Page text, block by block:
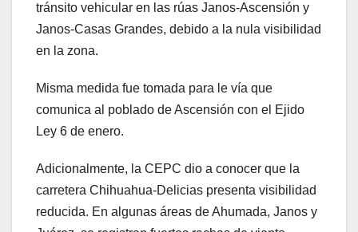
tránsito vehicular en las rúas Janos-Ascensión y
Janos-Casas Grandes, debido a la nula visibilidad
en la zona.
Misma medida fue tomada para le vía que
comunica al poblado de Ascensión con el Ejido
Ley 6 de enero.
Adicionalmente, la CEPC dio a conocer que la
carretera Chihuahua-Delicias presenta visibilidad
reducida. En algunas áreas de Ahumada, Janos y